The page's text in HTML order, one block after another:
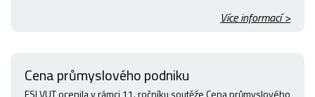
Více informací >
Cena průmyslového podniku